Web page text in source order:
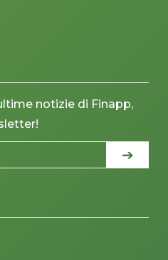
notizie di Finapp,